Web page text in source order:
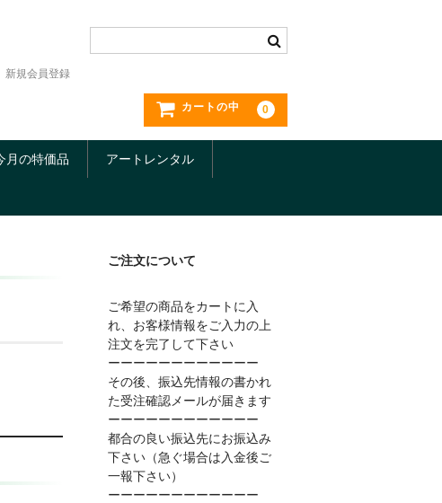
新規会員登録
カートの中 0
月の特価品 アートレンタル
ご注文について
ご希望の商品をカートに入
れ、お客様情報をご入力の上
注文を完了して下さい
ーーーーーーーーーーーー
その後、振込先情報の書かれ
た受注確認メールが届きます
ーーーーーーーーーーーー
都合の良い振込先にお振込み
下さい（急ぐ場合は入金後ご
一報下さい）
ーーーーーーーーーーーー